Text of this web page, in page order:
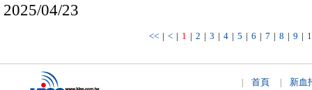
2025/04/23
<<| <| 1 | 2 | 3 | 4| 5 | 6 | 7 | 8 | 9 |
首頁 新血